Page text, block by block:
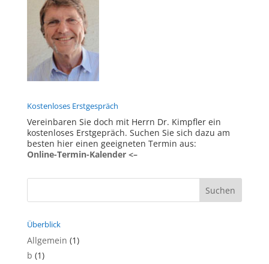
Kostenloses Erstgespräch
Vereinbaren Sie doch mit Herrn Dr. Kimpfler ein
kostenloses Erstgepräch. Suchen Sie sich dazu am
besten hier einen geeigneten Termin aus:
Online-Termin-Kalender <–
Überblick
Allgemein (1)
b (1)